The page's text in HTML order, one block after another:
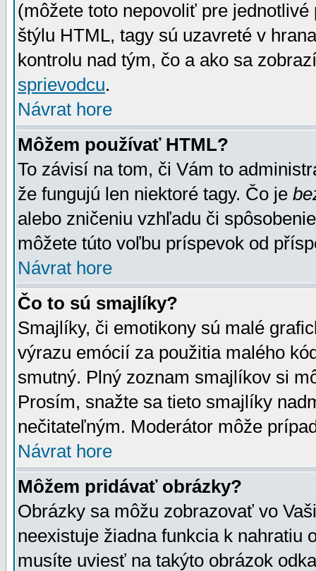
(môžete toto nepovoliť pre
štýlu HTML, tagy sú uzavreté v
kontrolu nad tým, čo a ako sa
sprievodcu.
Návrat hore
Môžem používať HTML?
To závisí na tom, či Vám to
že fungujú len niektoré tagy. Čo je
alebo zničeniu vzhľadu či
môžete túto voľbu príspevok od
Návrat hore
Čo to sú smajlíky?
Smajlíky, či emotikony sú malé
výrazu emócií za použitia malého
smutný. Plný zoznam smajlíkov si
Prosím, snažte sa tieto smajlíky
nečitateľným. Moderátor môže
Návrat hore
Môžem pridávať obrázky?
Obrázky sa môžu zobrazovať vo
neexistuje žiadna funkcia k nahratiu
musíte uviesť na takýto obrázok